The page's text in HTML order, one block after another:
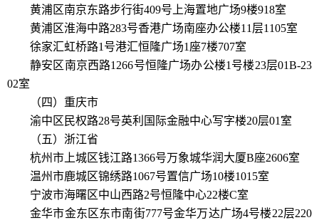
黄浦区南京东路步行街409号上海置地广场9楼918室
黄浦区淮海中路283号香港广场南座办公楼11层1105室
徐家汇虹桥路1号港汇恒隆广场1座7楼707室
静安区南京西路1266号恒隆广场办公楼1号楼23层01B-23
02室
（四）重庆市
渝中区民权路28号英利国际金融中心写字楼20层01室
（五）浙江省
杭州市上城区钱江路1366号万象城华润大厦B座2606室
温州市鹿城区锦绣路1067号置信广场10楼1015室
宁波市海曙区中山西路2号恒隆中心22楼C室
金华市金东区东市南街777号金华万达广场4号楼22层220